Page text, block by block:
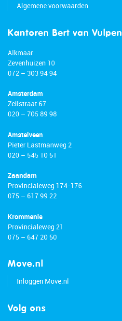
Algemene voorwaarden
Kantoren Bert van Vulpen
Alkmaar
Zevenhuizen 10
072 – 303 94 94
Amsterdam
Zeilstraat 67
020 – 705 89 98
Amstelveen
Pieter Lastmanweg 2
020 – 545 10 51
Zaandam
Provincialeweg 174-176
075 – 617 99 22
Krommenie
Provincialeweg 21
075 – 647 20 50
Move.nl
Inloggen Move.nl
Volg ons